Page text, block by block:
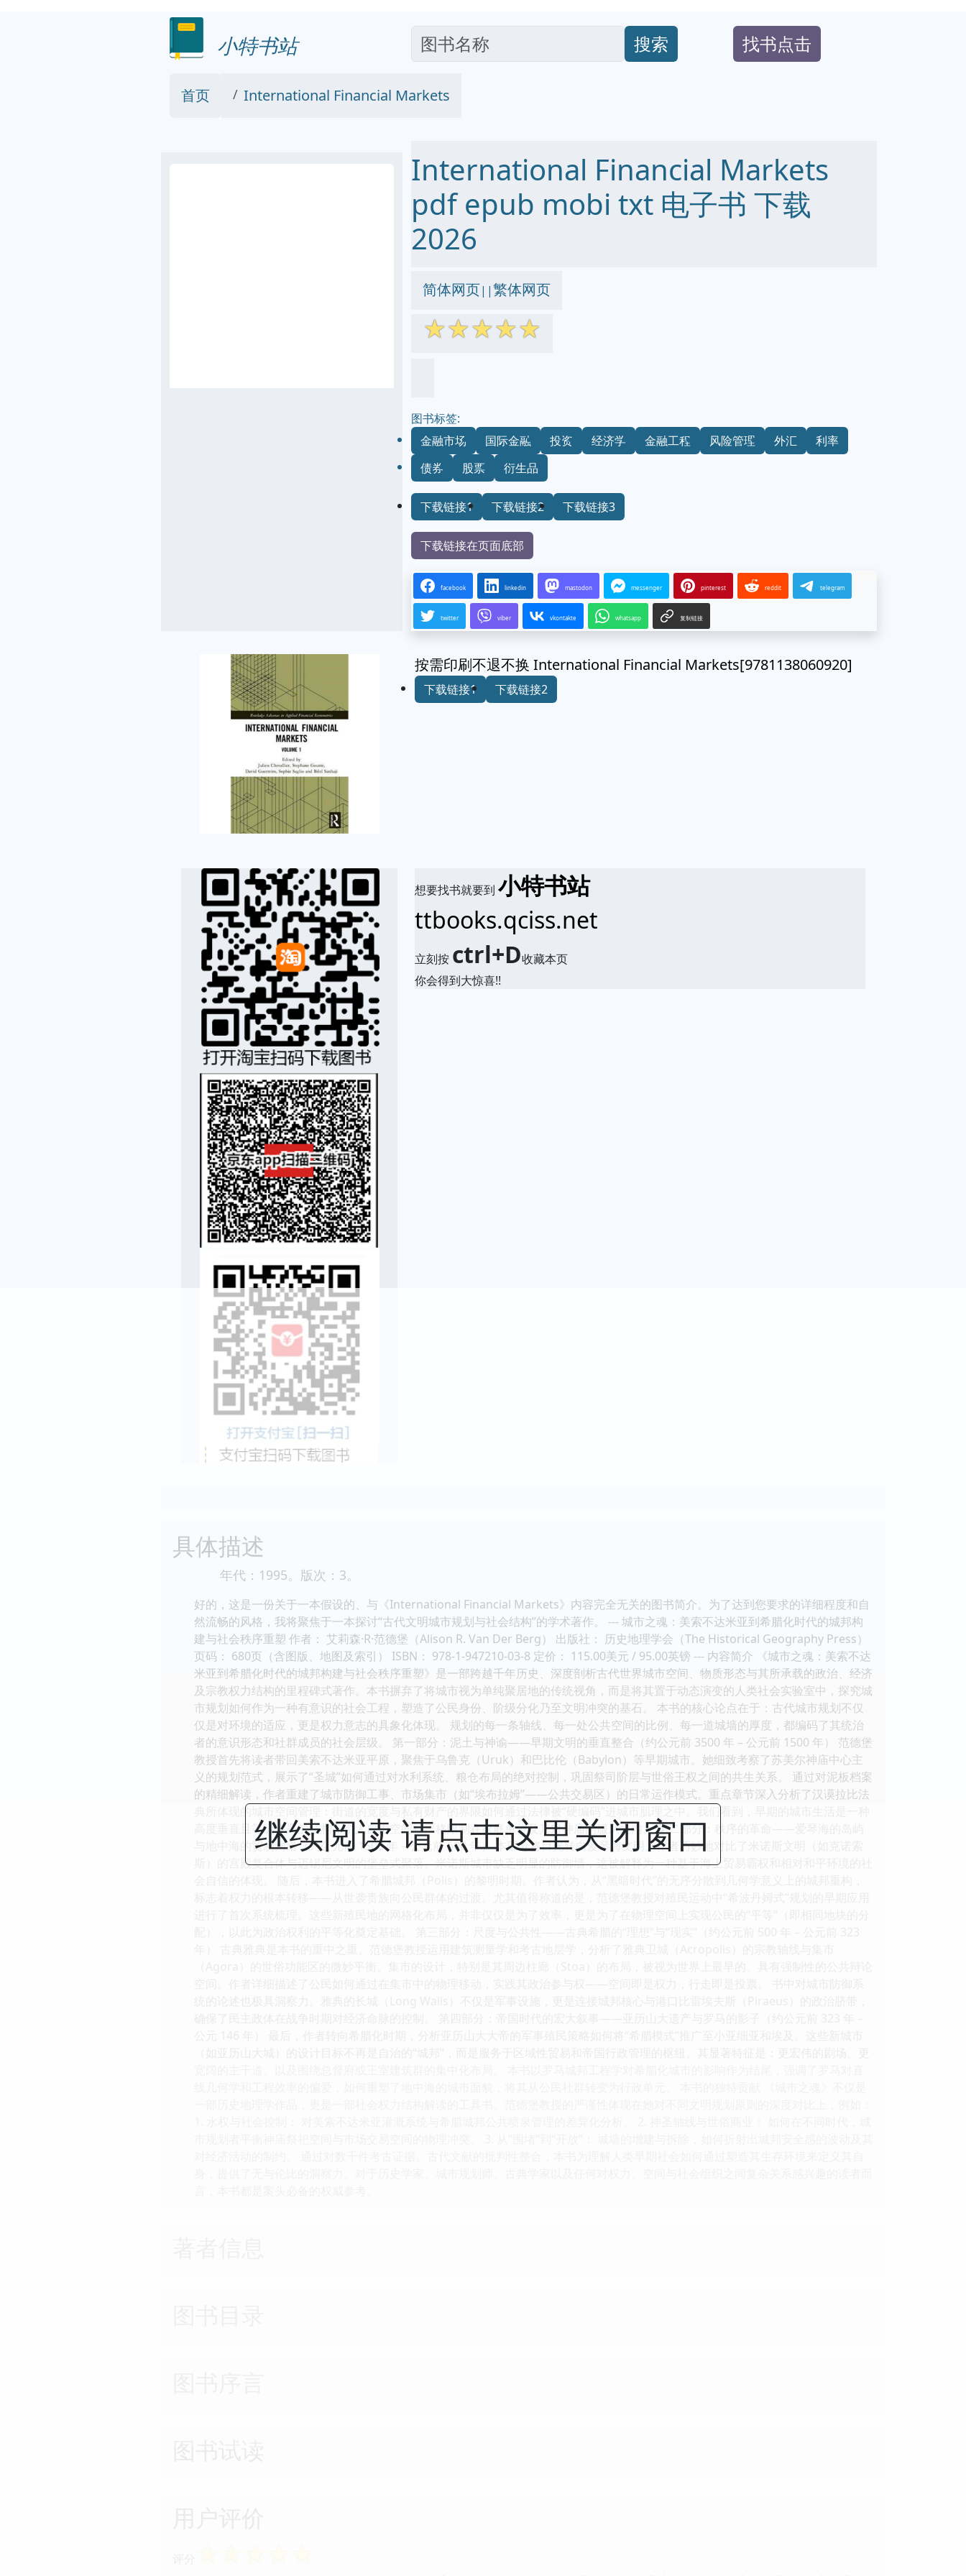
小特书站 搜索 找书点击
首页 International Financial Markets
International Financial Markets
pdf epub mobi txt 电子书 下载
2026
简体网页||繁体网页
☆☆☆☆☆
图书标签:
金融市场
国际金融 投资 经济学 金融工程 风险管理 外汇
利率
债券
股票 衍生品
下载链接1 下载链接2 下载链接3
下载链接在页面底部
facebook linkedin mastodon messenger pinterest reddit telegram
twitter viber vkontakte whatsapp 复制链接
按需印刷不退不换 International Financial Markets[9781138060920]
下载链接1 下载链接2
想要找书就要到小特书站
ttbooks.qciss.net
立刻按 ctrl+D收藏本页
你会得到大惊喜!!
具体描述
年代：1995。版次：3。
好的，这是一份关于一本假设的、与《International Financial Markets》内容完全无关的图书简介。为了达到您要求的详细程度和自
然流畅的风格，我将聚焦于一本探讨“古代文明城市规划与社会结构”的学术著作。 --- 城市之魂：美索不达米亚到希腊化时代的城邦构
建与社会秩序重塑 作者： 艾莉森·R·范德堡（Alison R. Van Der Berg） 出版社： 历史地理学会（The Historical Geography Press）
页码： 680页（含图版、地图及索引） ISBN： 978-1-947210-03-8 定价： 115.00美元 / 95.00英镑 --- 内容简介 《城市之魂：美索不达
米亚到希腊化时代的城邦构建与社会秩序重塑》是一部跨越千年历史、深度剖析古代世界城市空间、物质形态与其所承载的政治、经济
及宗教权力结构的里程碑式著作。本书摒弃了将城市视为单纯聚居地的传统视角，而是将其置于动态演变的人类社会实验室中，探究城
市规划如何作为一种有意识的社会工程，塑造了公民身份、阶级分化乃至文明冲突的基石。 本书的核心论点在于：古代城市规划不仅
仅是对环境的适应，更是权力意志的具象化体现。 规划的每一条轴线、每一处公共空间的比例、每一道城墙的厚度，都编码了其统治
者的意识形态和社群成员的社会层级。 第一部分：泥土与神谕——早期文明的垂直整合（约公元前 3500 年 – 公元前 1500 年） 范德堡
教授首先将读者带回美索不达米亚平原，聚焦于乌鲁克（Uruk）和巴比伦（Babylon）等早期城市。她细致考察了苏美尔神庙中心主
义的规划范式，展示了“圣城”如何通过对水利系统、粮仓布局的绝对控制，巩固祭司阶层与世俗王权之间的共生关系。 通过对泥板档案
的精细解读，作者重建了城市防御工事、市场集市（如“埃布拉姆”——公共交易区）的日常运作模式。重点章节深入分析了汉谟拉比法
典所体现的城市空间管理：街道的宽度与私有财产的界限如何通过法律被“硬编码”进城市肌理之中。我们看到，早期的城市生活是一种
高度垂直且等级森严的结构，个人自由空间被严格限制在家庭单位及其对神庙的服从之内。 第二部分：秩序的革命——爱琴海的岛屿
与地中海的贸易网络（约公元前 1500 年 – 公元前 600 年） 本部分将目光转向爱琴海文明。作者巧妙地对比了米诺斯文明（如克诺索
斯）的宫殿复合体与迈锡尼文明的堡垒式聚落。米诺斯城市缺乏明显的防御墙，这被解释为一种基于海上贸易霸权和相对和平环境的社
继续阅读 请点击这里关闭窗口